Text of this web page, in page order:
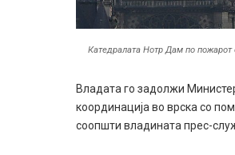
Катедралата Нотр Дам по пожарот
Владата го задолжи
координација во врска со
соопшти владината прес-